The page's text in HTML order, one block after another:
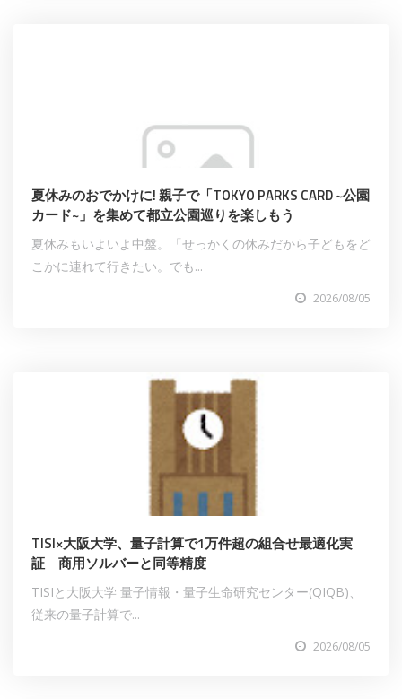
夏休みのおでかけに! 親子で「TOKYO PARKS CARD ~公園
カード~」を集めて都立公園巡りを楽しもう
夏休みもいよいよ中盤。「せっかくの休みだから子どもをど
こかに連れて行きたい。でも...
2026/08/05
TISI×大阪大学、量子計算で1万件超の組合せ最適化実
証 商用ソルバーと同等精度
TISIと大阪大学 量子情報・量子生命研究センター(QIQB)、
従来の量子計算で...
2026/08/05